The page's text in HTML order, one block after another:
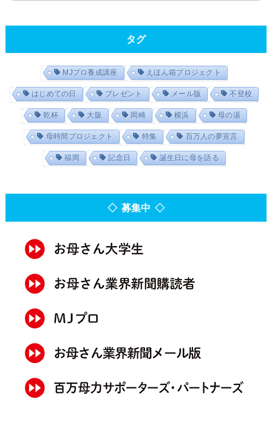
タグ
MJプロ養成講座 えほん箱プロジェクト
はじめての日 プレゼント メール版 不登校
乾杯 大阪 岡崎 横浜 母の湯
母時間プロジェクト 特集 百万人の夢宣言
福岡 記念日 誕生日に母を語る
◇ 募集中 ◇